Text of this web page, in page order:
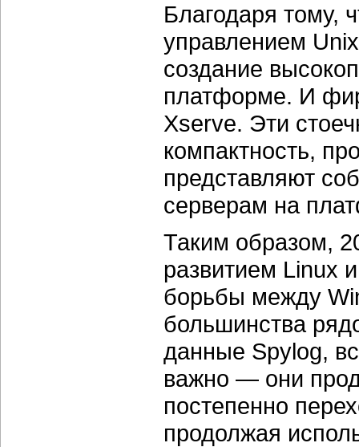
Благодаря тому,
управлением
создание
платформе. И
Xserve. Эти
компактность,
представляют
серверам на
Таким образом,
развитием Linux
борьбы между
большинства
данные Spylog,
важно — они
постепенно
продолжая